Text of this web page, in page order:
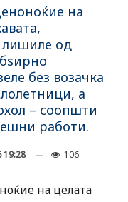
на
лишиле од
без возачка
а
– соопшти
работи.
19:28 106
на целата